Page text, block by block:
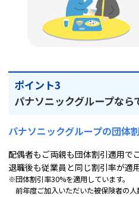
ポイント3
パナソニックグループなら
パナソニックグループの団体
配偶者もご両親も団体割引適用で
退職後も従業員と同じ割引率が適
※団体割引率30%を適用しています。
前年度ご加入いただいた被保険者の人